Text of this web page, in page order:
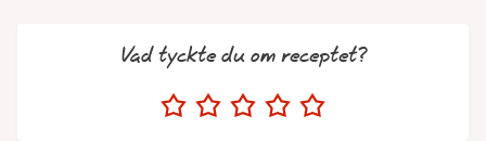
Vad tyckte du om receptet?